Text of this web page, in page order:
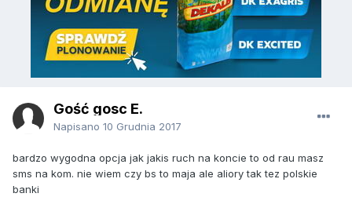
Gość gosc E.
Napisano 10 Grudnia 2017
bardzo wygodna opcja jak jakis ruch na koncie to od rau masz
sms na kom. nie wiem czy bs to maja ale aliory tak tez polskie
banki